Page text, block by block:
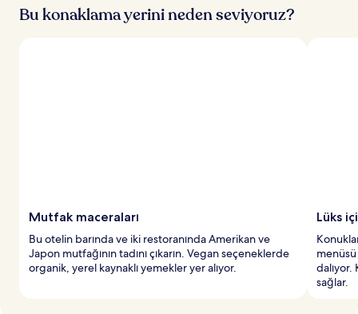
Bu konaklama yerini neden seviyoruz?
Mutfak maceraları
Bu otelin barında ve iki restoranında Amerikan ve
Japon mutfağının tadını çıkarın. Vegan seçeneklerde
organik, yerel kaynaklı yemekler yer alıyor.
Lüks
sağlar.